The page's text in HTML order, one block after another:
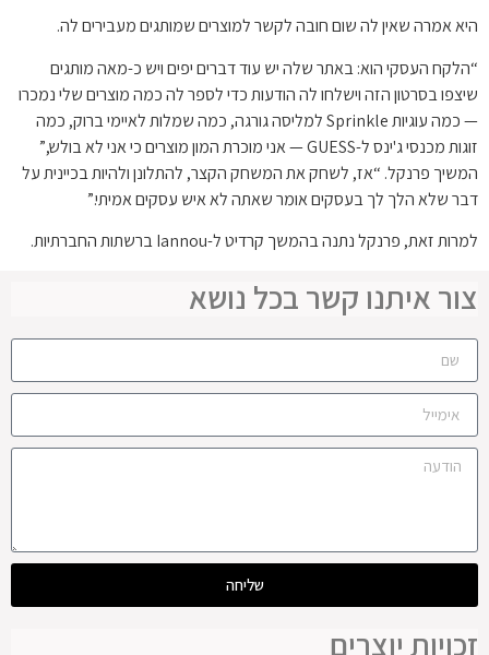
היא אמרה שאין לה שום חובה לקשר למוצרים שמותגים מעבירים לה.
“הלקח העסקי הוא: באתר שלה יש עוד דברים יפים ויש כ-מאה מותגים
שיצפו בסרטון הזה וישלחו לה הודעות כדי לספר לה כמה מוצרים שלי נמכרו
— כמה עוגיות Sprinkle למליסה גורגה, כמה שמלות לאיימי ברוק, כמה
זוגות מכנסי ג'ינס ל-GUESS — אני מוכרת המון מוצרים כי אני לא בולש,”
המשיך פרנקל. “אז, לשחק את המשחק הקצר, להתלונן ולהיות בכיינית על
דבר שלא הלך לך בעסקים אומר שאתה לא איש עסקים אמיתי.”
למרות זאת, פרנקל נתנה בהמשך קרדיט ל-Iannou ברשתות החברתיות.
צור איתנו קשר בכל נושא
שליחה
זכויות יוצרים